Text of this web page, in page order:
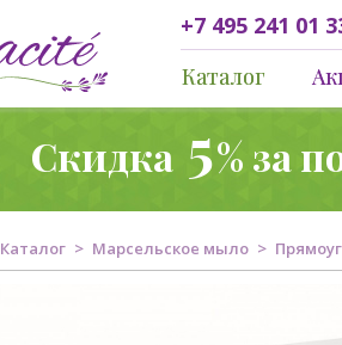
+7 495 241 01
Каталог
Скидка 5% за
Каталог Марсельское мыло